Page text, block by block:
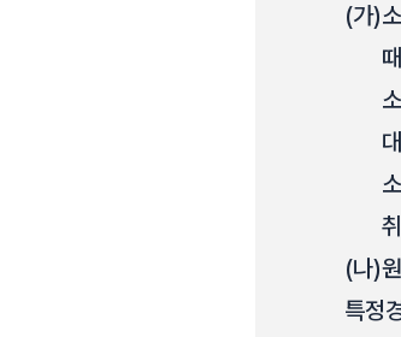
(가)
(나)
특정